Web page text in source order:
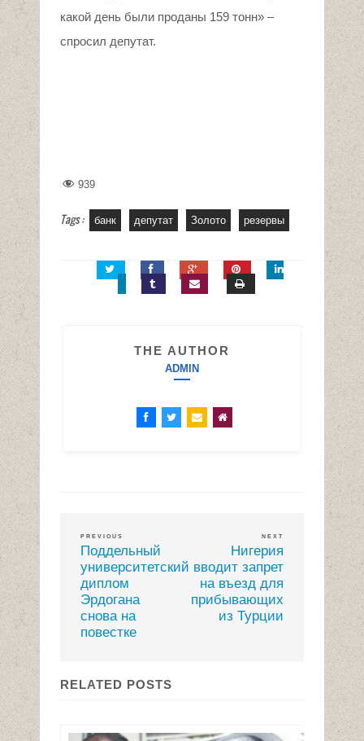
какой день были проданы 159 тонн» –
спросил депутат.
939
Tags : банк депутат Золото резервы
THE AUTHOR
ADMIN
PREVIOUS
Поддельный
университетский
диплом
Эрдогана
снова на
повестке
NEXT
Нигерия
вводит запрет
на въезд для
прибывающих
из Турции
RELATED POSTS